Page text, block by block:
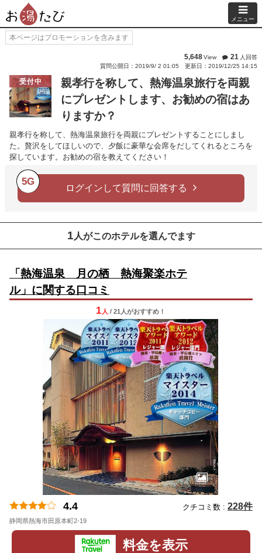
メニュー
本ページはプロモーションを含みます
5,648View 21 人回答
質問公開日：2019/9/ 2 01:05
更新日：2019/12/25 14:15
受付中
親孝行を称して、熱海温泉旅行を両親
にプレゼントします、お勧めの宿はあ
りますか？
親孝行を称して、熱海温泉旅行を両親にプレゼントすることにしまし
た。贅沢をしてほしいので、夕飯に豪華な会席をだしてくれるところを
探しています。お勧めの宿を教えてください！
5G
ログインして質問に回答する
1 人がこのホテルを選んでます
「熱海温泉 月の栖 熱海聚楽ホテ
ル」に関する口コミ
1 人 / 21人がおすすめ！
4.4 クチコミ数 : 228件
静岡県熱海市田原本町2-19
料金を表示